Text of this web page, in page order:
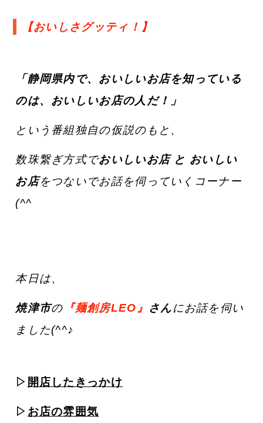
【おいしさグッティ！】
「静岡県内で、おいしいお店を知っている
のは、おいしいお店の人だ！」
という番組独自の仮説のもと、
数珠繋ぎ方式でおいしいお店 と おいしい
お店をつないでお話を伺っていくコーナー
(^^ゞ
本日は、
焼津市の 『麺創房LEO』 さんにお話を伺い
ました(^^♪
▷ 開店したきっかけ
▷ お店の雰囲気